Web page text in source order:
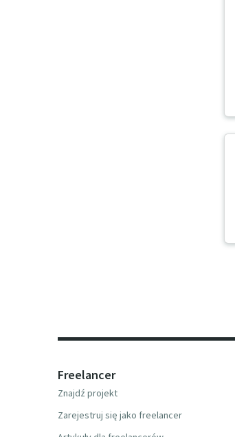
Freelancer
Znajdź projekt
Zarejestruj się jako freelancer